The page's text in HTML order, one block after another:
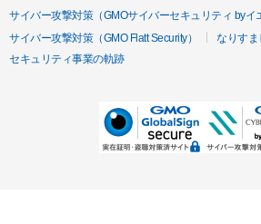
サイバー攻撃対策（GMOサイバーセキュリティ byイ
サイバー攻撃対策（GMO Flatt Security）
なりすま
セキュリティ事業の軌跡